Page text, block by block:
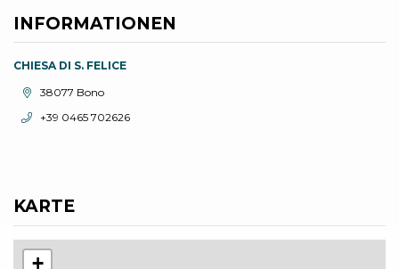
INFORMATIONEN
CHIESA DI S. FELICE
aria.location:
38077 Bono
aria.phone:
+39 0465 702626
KARTE
+